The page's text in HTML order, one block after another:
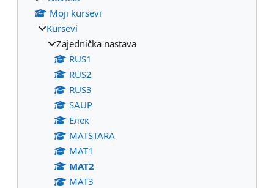
Moji kursevi
Kursevi
Zajednička nastava
RUS1
RUS2
RUS3
SAUP
Eлек
МАТSTARA
МАТ1
МАТ2
МАТ3